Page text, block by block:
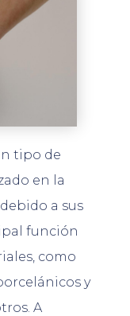
tipo de
en la
a sus
función
como
y
A